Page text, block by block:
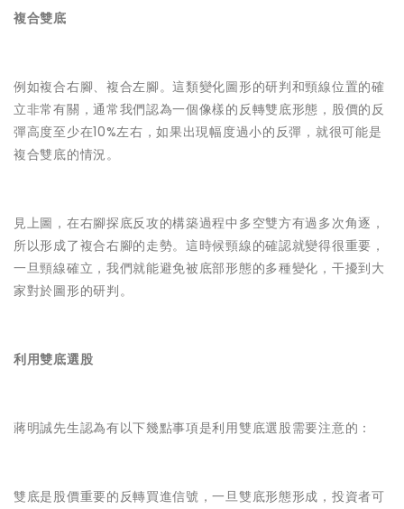
複合雙底
例如複合右腳、複合左腳。這類變化圖形的研判和頸線位置的確
立非常有關，通常我們認為一個像樣的反轉雙底形態，股價的反
彈高度至少在10%左右，如果出現幅度過小的反彈，就很可能是
複合雙底的情況。
見上圖，在右腳探底反攻的構築過程中多空雙方有過多次角逐，
所以形成了複合右腳的走勢。這時候頸線的確認就變得很重要，
一旦頸線確立，我們就能避免被底部形態的多種變化，干擾到大
家對於圖形的研判。
利用雙底選股
蔣明誠先生認為有以下幾點事項是利用雙底選股需要注意的：
雙底是股價重要的反轉買進信號，一旦雙底形態形成，投資者可